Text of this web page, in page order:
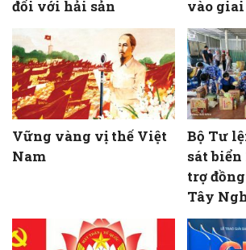
đối với hải sản
vào
Vững vàng vị thế Việt
Nam
Bộ Tư
sát biển
trợ
Tây